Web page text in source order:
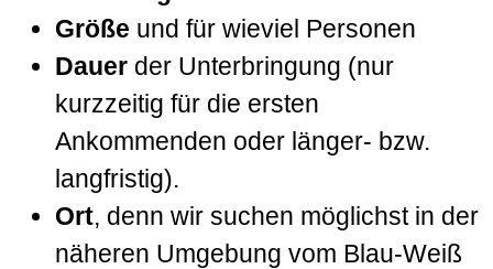
Größe und für wieviel Personen
Dauer der Unterbringung (nur
kurzzeitig für die ersten
Ankommenden oder länger- bzw.
langfristig).
Ort, denn wir suchen möglichst in der
näheren Umgebung vom Blau-Weiß